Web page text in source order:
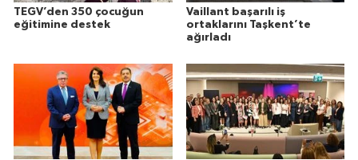
TEGV’den 350 çocuğun
eğitimine destek
Vaillant başarılı iş
ortaklarını Taşkent’te
ağırladı